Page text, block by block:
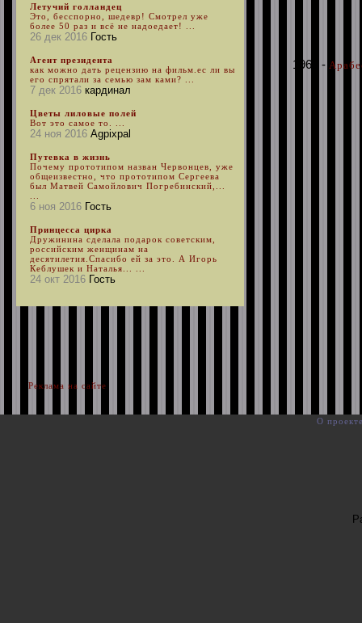
1966 -
Летучий голландец
Это, бесспорно, шедевр! Смотрел уже
более 50 раз и всё не надоедает! ...
26 дек 2016 Гость
Агент президента
как можно дать рецензию на фильм.ес ли вы
его спрятали за семью зам ками? ...
7 дек 2016 кардинал
Цветы лиловые полей
Вот это самое то. ...
24 ноя 2016 Agpixpal
Путевка в жизнь
Почему прототипом назван Червонцев, уже
общеизвестно, что прототипом Сергеева
был Матвей Самойлович Погребинский,...
6 ноя 2016 Гость
Принцесса цирка
Дружинина сделала подарок советским,
российским женщинам на
десятилетия.Спасибо ей за это. А Игорь
Кеблушек и Наталья... ...
24 окт 2016 Гость
Реклама на сайте
О